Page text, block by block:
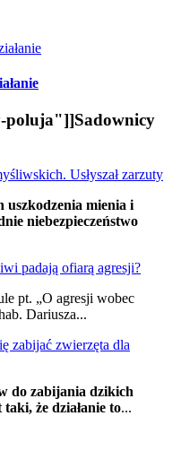
poluja"]]Sadownicy
Usłyszał zarzuty
uszkodzenia mienia i
niebezpieczeństwo
padają ofiarą agresji?
pt. „O agresji wobec
Dariusza...
zabijać zwierzęta dla
do zabijania dzikich
że działanie to...